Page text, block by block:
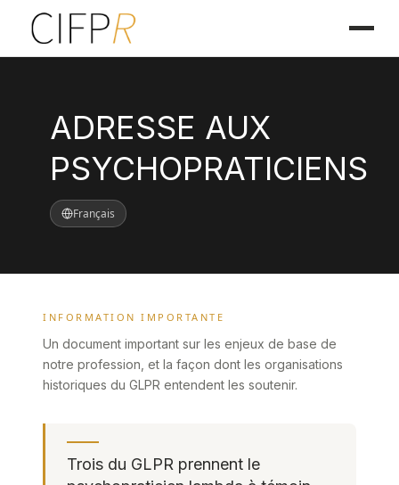
ADRESSE AUX
PSYCHOPRATICIENS
Français
INFORMATION IMPORTANTE
Un document important sur les enjeux de base de
notre profession, et la façon dont les organisations
historiques du GLPR entendent les soutenir.
Trois du GLPR prennent le